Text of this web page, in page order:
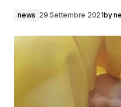
news 29 Settembre 2021by